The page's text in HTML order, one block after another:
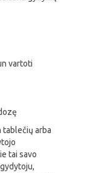
vartoti
tablečių arba
tai savo